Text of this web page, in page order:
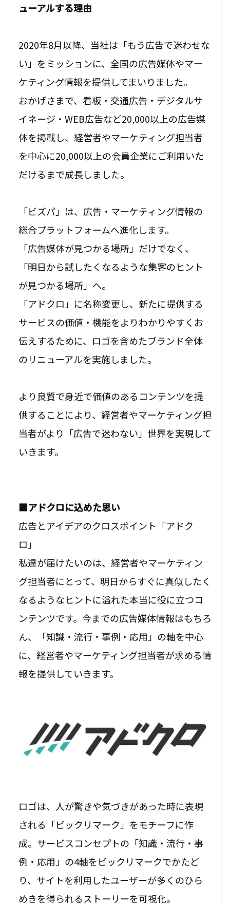
ューアルする理由
2020年8月以降、当社は「もう広告で迷わせな
い」をミッションに、全国の広告媒体やマー
ケティング情報を提供してまいりました。
おかげさまで、看板・交通広告・デジタルサ
イネージ・WEB広告など20,000以上の広告媒
体を掲載し、経営者やマーケティング担当者
を中心に20,000以上の会員企業にご利用いた
だけるまで成長しました。
「ビズパ」は、広告・マーケティング情報の
総合プラットフォームへ進化します。
「広告媒体が見つかる場所」だけでなく、
「明日から試したくなるような集客のヒント
が見つかる場所」へ。
「アドクロ」に名称変更し、新たに提供する
サービスの価値・機能をよりわかりやすくお
伝えするために、ロゴを含めたブランド全体
のリニューアルを実施しました。
より良質で身近で価値のあるコンテンツを提
供することにより、経営者やマーケティング担
当者がより「広告で迷わない」世界を実現して
いきます。
■アドクロに込めた思い
広告とアイデアのクロスポイント「アドク
ロ」
私達が届けたいのは、経営者やマーケティン
グ担当者にとって、明日からすぐに真似したく
なるようなヒントに溢れた本当に役に立つコ
ンテンツです。今までの広告媒体情報はもちろ
ん、「知識・流行・事例・応用」の軸を中心
に、経営者やマーケティング担当者が求める情
報を提供していきます。
ロゴは、人が驚きや気づきがあった時に表現
される「ビックリマーク」をモチーフに作
成。サービスコンセプトの「知識・流行・事
例・応用」の4軸をビックリマークでかたど
り、サイトを利用したユーザーが多くのひら
めきを得られるストーリーを可視化。